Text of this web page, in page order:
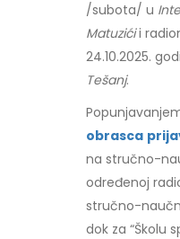
/subota/ u
Matuzićii
24.10.2025.
Tešanj.
obrasca
na stručno-
određenoj
stručno-
dok za “Školu